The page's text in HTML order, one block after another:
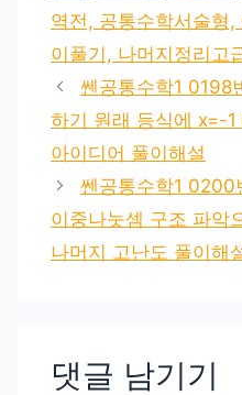
역전, 공통수학서술형
이풀기, 나머지정리고
쎈공통수학1 0198
하기 원래 등식에 x=-
아이디어 풀이해설
쎈공통수학1 0200
이중나눗셈 구조 파악
나머지 고난도 풀이해
댓글 남기기